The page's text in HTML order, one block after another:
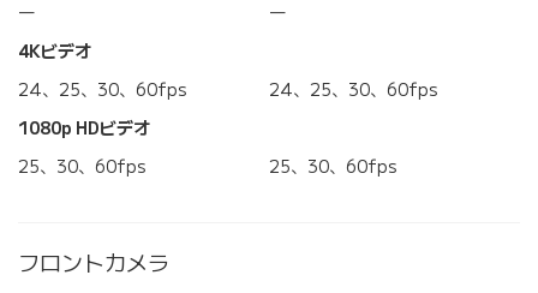
―
―
4Kビデオ
24、25、30、60fps
24、25、30、60fps
1080p HDビデオ
25、30、60fps
25、30、60fps
フロントカメラ